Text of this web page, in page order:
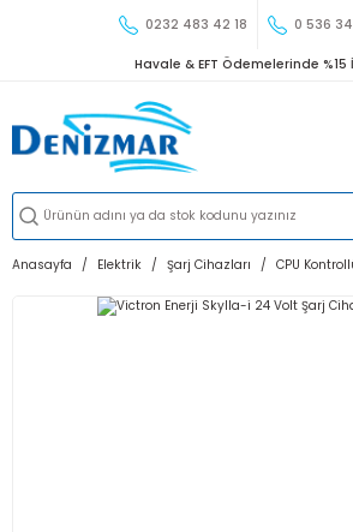
0232 483 42 18 0 536
Havale & EFT Ödemelerinde %15
Anasayfa Elektrik Şarj Cihazları CPU